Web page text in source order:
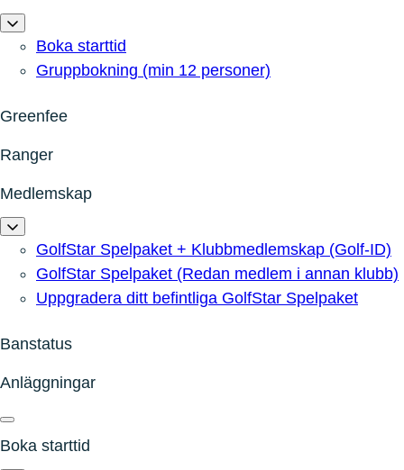
Boka starttid
Gruppbokning (min 12 personer)
Greenfee
Ranger
Medlemskap
GolfStar Spelpaket + Klubbmedlemskap (Golf-ID)
GolfStar Spelpaket (Redan medlem i annan klubb)
Uppgradera ditt befintliga GolfStar Spelpaket
Banstatus
Anläggningar
Boka starttid